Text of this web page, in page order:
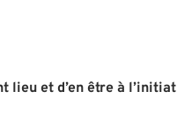
lieu et d’en être à